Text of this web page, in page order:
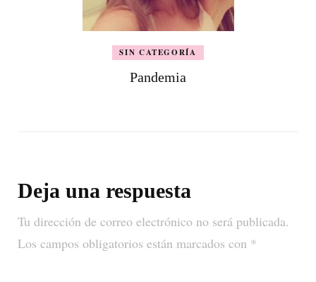
SIN CATEGORÍA
Pandemia
Deja una respuesta
Tu dirección de correo electrónico no será publicada.
Los campos obligatorios están marcados con *